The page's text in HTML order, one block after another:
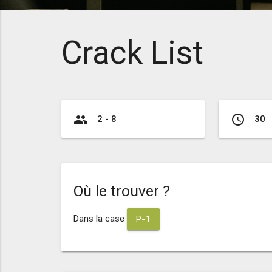
Crack List
group 2 - 8 access_time 30
Où le trouver ?
Dans la case P-1